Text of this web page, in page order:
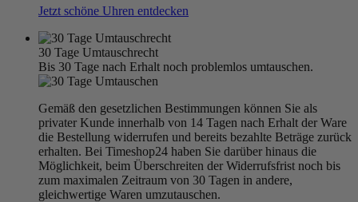
Jetzt schöne Uhren entdecken
30 Tage Umtauschrecht
Bis 30 Tage nach Erhalt noch problemlos umtauschen.
Gemäß den gesetzlichen Bestimmungen können Sie als
privater Kunde innerhalb von 14 Tagen nach Erhalt der Ware
die Bestellung widerrufen und bereits bezahlte Beträge zurück
erhalten. Bei Timeshop24 haben Sie darüber hinaus die
Möglichkeit, beim Überschreiten der Widerrufsfrist noch bis
zum maximalen Zeitraum von 30 Tagen in andere,
gleichwertige Waren umzutauschen.